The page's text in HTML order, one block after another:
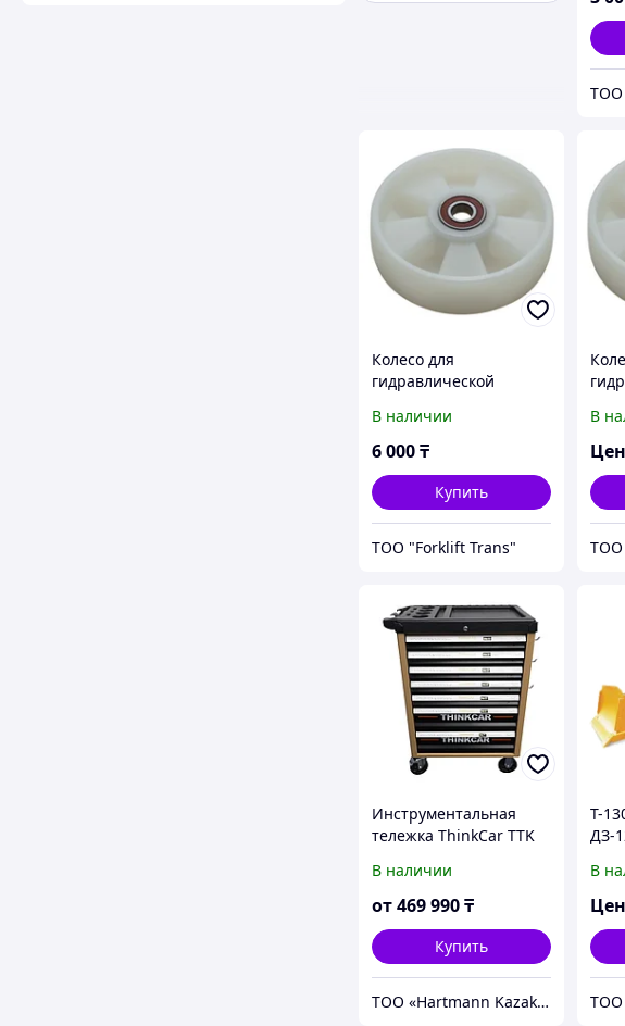
ТОО
Колесо для
гидравлической
нейлоновое 180 мм
В наличии
6 000₸
Купить
ТОО "Forklift Trans"
В
ТОО
Инструментальная
тележка ThinkCar TTK
В наличии
от469 990₸
Купить
ТОО «Hartmann Kazakhstan»
Т-
ДЗ-
В
ТОО